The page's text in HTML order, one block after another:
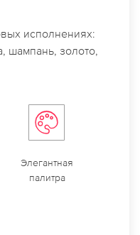
исполнениях:
шампань, золото,
Элегантная
палитра